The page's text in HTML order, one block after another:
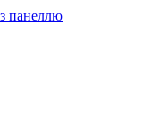
панеллю